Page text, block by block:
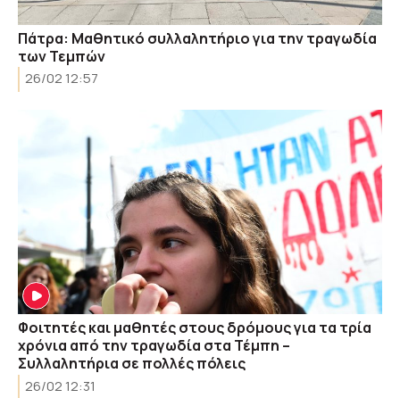
Πάτρα: Μαθητικό συλλαλητήριο για την τραγωδία
των Τεμπών
26/02 12:57
Φοιτητές και μαθητές στους δρόμους για τα τρία
χρόνια από την τραγωδία στα Τέμπη –
Συλλαλητήρια σε πολλές πόλεις
26/02 12:31